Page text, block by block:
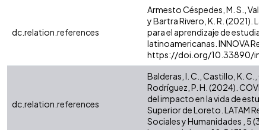
dc.relation.references
Armesto Céspedes, M. S.,
y Bartra Rivero, K. R. (2021).
para el aprendizaje de
latinoamericanas. INNOVA
https://doi.org/10.33890/
dc.relation.references
Balderas, I. C., Castillo, K. C.,
Rodríguez, P. H. (2024).
del impacto en la vida de
Superior de Loreto. LATAM
Sociales y Humanidades , 5 (3).